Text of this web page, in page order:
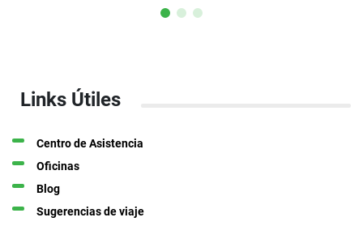
Links Útiles
Centro de Asistencia
Oficinas
Blog
Sugerencias de viaje